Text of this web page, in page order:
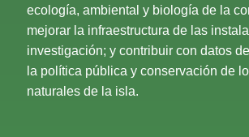
ecología, ambiental y biología de la
mejorar la infraestructura de las
investigación; y contribuir con datos
la política pública y conservación de
naturales de la isla.